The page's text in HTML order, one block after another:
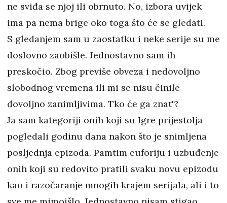
ne sviđa se njoj ili obrnuto. No, izbora uvijek
ima pa nema brige oko toga što će se gledati.
S gledanjem sam u zaostatku i neke serije su me
doslovno zaobišle. Jednostavno sam ih
preskočio. Zbog previše obveza i nedovoljno
slobodnog vremena ili mi se nisu činile
dovoljno zanimljivima. Tko će ga znat'?
Ja sam kategoriji onih koji su Igre prijestolja
pogledali godinu dana nakon što je snimljena
posljednja epizoda. Pamtim euforiju i uzbuđenje
onih koji su redovito pratili svaku novu epizodu
kao i razočaranje mnogih krajem serijala, ali i to